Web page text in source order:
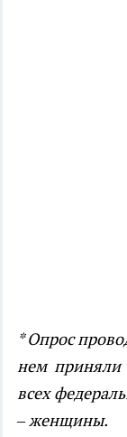
* Опрос
нем приняли
всех
– женщины.